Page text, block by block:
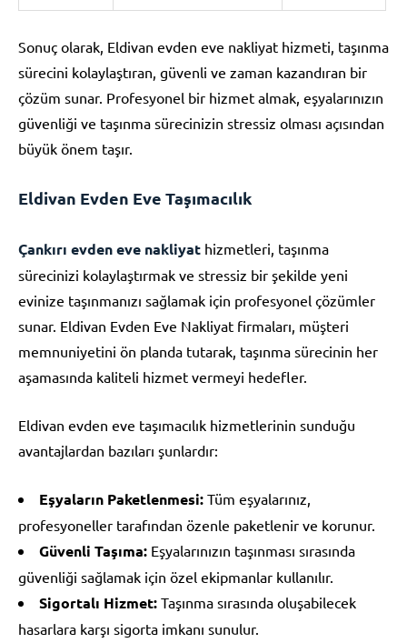
Sonuç olarak, Eldivan evden eve nakliyat hizmeti, taşınma
sürecini kolaylaştıran, güvenli ve zaman kazandıran bir
çözüm sunar. Profesyonel bir hizmet almak, eşyalarınızın
güvenliği ve taşınma sürecinizin stressiz olması açısından
büyük önem taşır.
Eldivan Evden Eve Taşımacılık
Çankırı evden eve nakliyat hizmetleri, taşınma
sürecinizi kolaylaştırmak ve stressiz bir şekilde yeni
evinize taşınmanızı sağlamak için profesyonel çözümler
sunar. Eldivan Evden Eve Nakliyat firmaları, müşteri
memnuniyetini ön planda tutarak, taşınma sürecinin her
aşamasında kaliteli hizmet vermeyi hedefler.
Eldivan evden eve taşımacılık hizmetlerinin sunduğu
avantajlardan bazıları şunlardır:
Eşyaların Paketlenmesi: Tüm eşyalarınız,
profesyoneller tarafından özenle paketlenir ve korunur.
Güvenli Taşıma: Eşyalarınızın taşınması sırasında
güvenliği sağlamak için özel ekipmanlar kullanılır.
Sigortalı Hizmet: Taşınma sırasında oluşabilecek
hasarlara karşı sigorta imkanı sunulur.